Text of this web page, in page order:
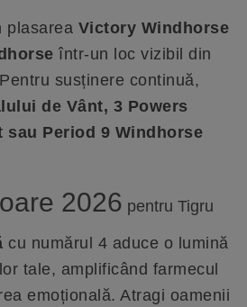
plasarea Victory Windhorse
într-un loc vizibil din
susținere continuă,
de Vânt, 3 Powers
sau Period 9 Windhorse
2026 pentru Tigru
cu numărul 4 aduce o lumină
tale, amplificând farmecul
emoțională. Atragi oamenii